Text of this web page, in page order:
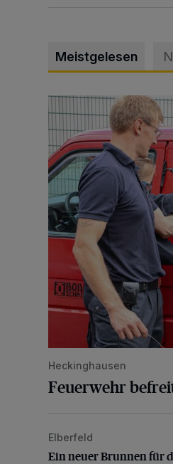
Meistgelesen
Feuerwehr befreit Kind
Heckinghausen
Feuerwehr
Ein neuer Brunnen für
Elberfeld
Ein neuer Brunnen für